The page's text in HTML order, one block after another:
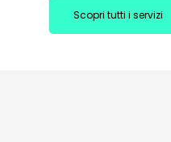
Scopri tutti i servizi